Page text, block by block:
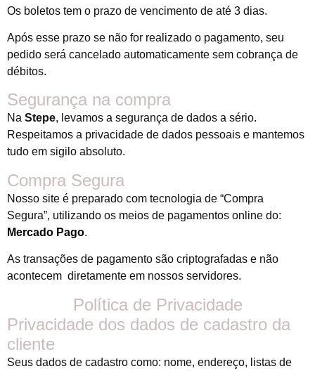
Os boletos tem o prazo de vencimento de até 3 dias.
Após esse prazo se não for realizado o pagamento, seu
pedido será cancelado automaticamente sem cobrança de
débitos.
Segurança na compra
Na Stepe, levamos a segurança de dados a sério.
Respeitamos a privacidade de dados pessoais e mantemos
tudo em sigilo absoluto.
Compra Segura
Nosso site é preparado com tecnologia de “Compra
Segura”, utilizando os meios de pagamentos online do:
Mercado Pago.
As transações de pagamento são criptografadas e não
acontecem diretamente em nossos servidores.
Política de Privacidade
Privacidade dos dados de cadastro da
cliente
Seus dados de cadastro como: nome, endereço, listas de